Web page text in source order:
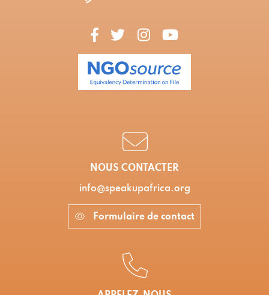
NOUS CONTACTER
info@speakupafrica.org
Formulaire de contact